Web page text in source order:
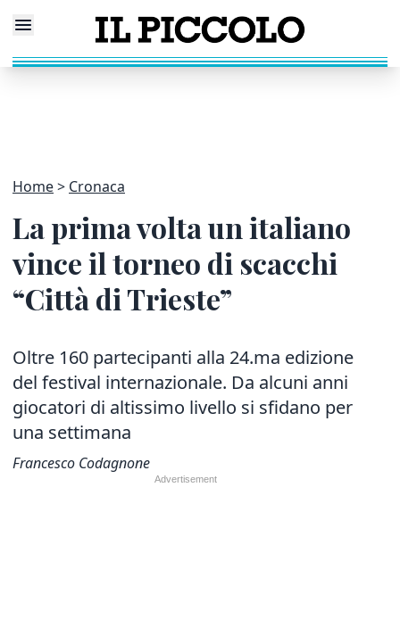
Home Cronaca
La prima volta un italiano
vince il torneo di scacchi
“Città di Trieste”
Oltre 160 partecipanti alla 24.ma edizione
del festival internazionale. Da alcuni anni
giocatori di altissimo livello si sfidano per
una settimana
Francesco Codagnone